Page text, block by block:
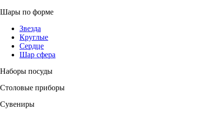
Шары по форме
Звезда
Круглые
Сердце
Шар сфера
Наборы посуды
Столовые приборы
Сувениры